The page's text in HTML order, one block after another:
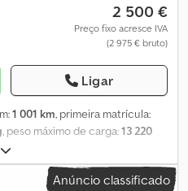
2 500 €
Preço fixo acresce IVA
(2 975 € bruto)
Ligar
1 001 km, primeira matrícula:
, peso máximo de carga:13 220
do espaço de carga:
2 450 mm, altura do
Anúncio classificado